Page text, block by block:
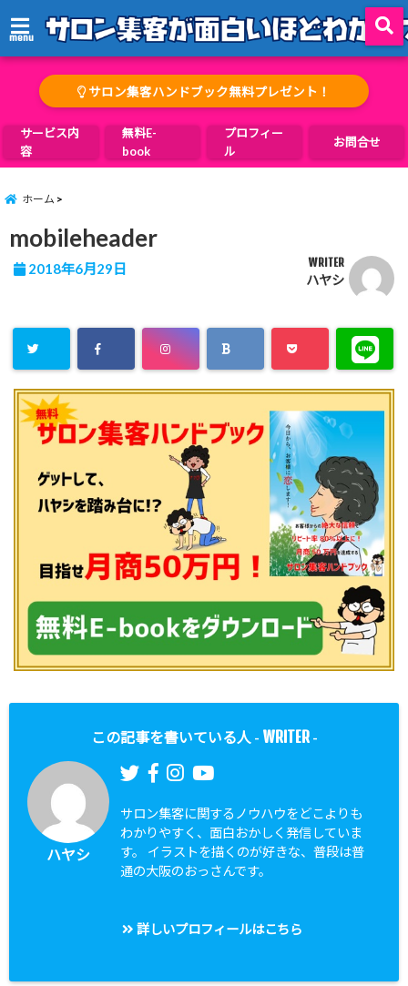
menu
サロン集客ハンドブック無料プレゼント！
サービス内
容
無料E-
book
プロフィー
ル
お問合せ
ホーム
mobileheader
2018年6月29日 WRITER
ハヤシ
この記事を書いている人 - WRITER-
ハヤシ
サロン集客に関するノウハウをどこよりも
わかりやすく、面白おかしく発信していま
す。 イラストを描くのが好きな、普段は普
通の大阪のおっさんです。
詳しいプロフィールはこちら